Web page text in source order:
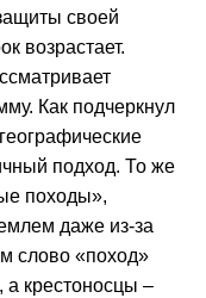
своей
возрастает.
Как подчеркнул
подход. То же
походы»,
даже из-за
слово «поход»
а крестоносцы –